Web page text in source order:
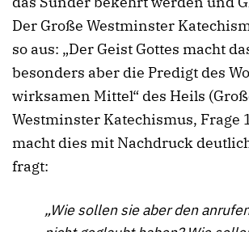
Der Große Westminster
so aus: „Der Geist Gottes macht
besonders aber die Predigt des
wirksamen Mittel“ des Heils
Westminster Katechismus, Frage
macht dies mit Nachdruck
fragt:
„Wie sollen sie aber den